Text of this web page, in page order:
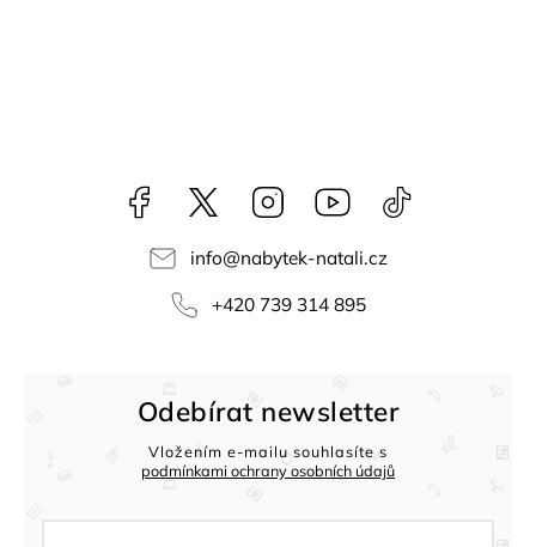
Facebook NataliNabytek
Instagram YouTube
info@nabytek-natali.cz
+420 739 314 895
Odebírat newsletter
Vložením e-mailu souhlasíte s
podmínkami ochrany osobních údajů